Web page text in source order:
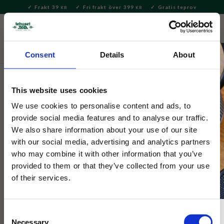
Consent Details About
This website uses cookies
We use cookies to personalise content and ads, to
provide social media features and to analyse our traffic.
We also share information about your use of our site
with our social media, advertising and analytics partners
who may combine it with other information that you’ve
provided to them or that they’ve collected from your use
of their services.
Necessary
Meny
Frakt 39 KR Fri frakt över 399 KR Gratis teprov
Servering & Dukning
Tehuset Java Göteborg Collection
Bricka Rund
Vår egna runda bricka med motiv av klassiska byggnader från
Göteborg.